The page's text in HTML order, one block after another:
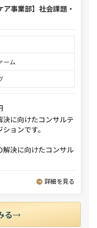
ア事業部】社会課題・
ーム
に向けたコンサルテ
ョンです。
解決に向けたコンサル
詳細を見る
る